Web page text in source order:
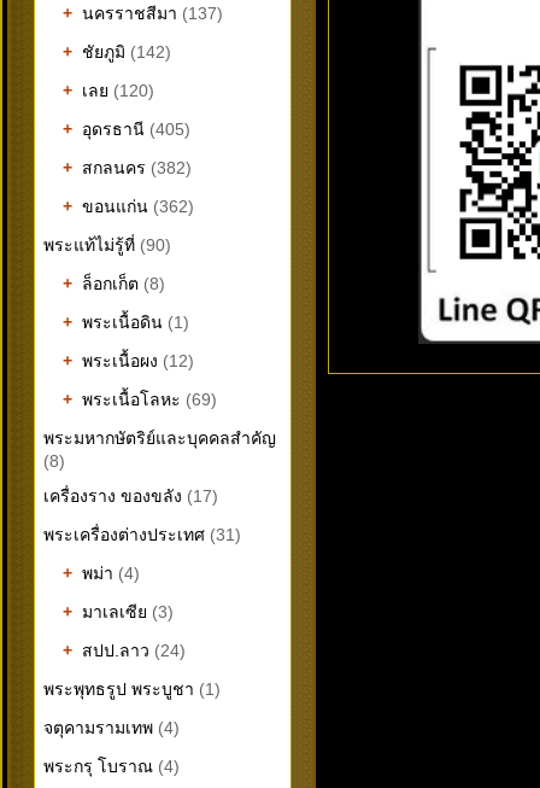
+ นครราชสีมา (137)
+ ชัยภูมิ (142)
+ เลย (120)
+ อุดรธานี (405)
+ สกลนคร (382)
+ ขอนแก่น (362)
พระแท้ไม่รู้ที่ (90)
+ ล็อกเก็ต (8)
+ พระเนื้อดิน (1)
+ พระเนื้อผง (12)
+ พระเนื้อโลหะ (69)
พระมหากษัตริย์และบุคคลสำคัญ
(8)
เครื่องราง ของขลัง (17)
พระเครื่องต่างประเทศ (31)
+ พม่า (4)
+ มาเลเซีย (3)
+ สปป.ลาว (24)
พระพุทธรูป พระบูชา (1)
จตุคามรามเทพ (4)
พระกรุ โบราณ (4)